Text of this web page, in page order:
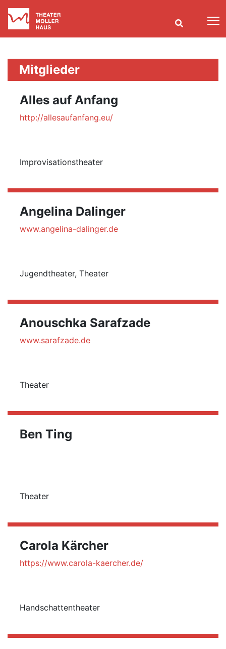
Mitglieder
Alles auf Anfang
http://allesaufanfang.eu/
Improvisationstheater
Angelina Dalinger
www.angelina-dalinger.de
Jugendtheater, Theater
Anouschka Sarafzade
www.sarafzade.de
Theater
Ben Ting
Theater
Carola Kärcher
https://www.carola-kaercher.de/
Handschattentheater